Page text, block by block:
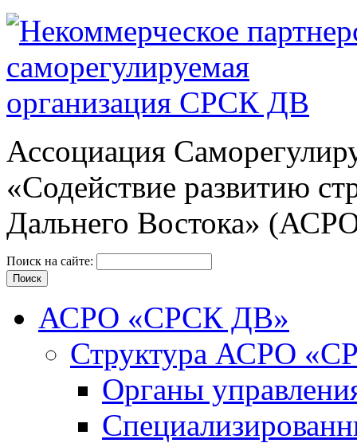
Ассоциация
«Содействие развитию
Дальнего Востока»
Поиск на сайте:
АСРО «СРСК ДВ»
Структура АСРО
Органы